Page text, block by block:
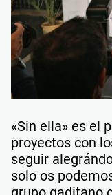
«Sin ella» es el
proyectos con
seguir
solo os